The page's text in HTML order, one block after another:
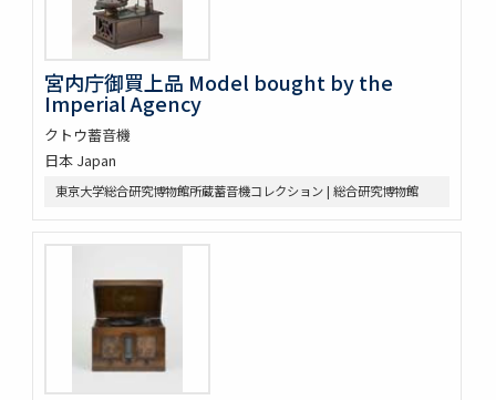
宮内庁御買上品 Model bought by the
Imperial Agency
クトウ蓄音機
日本 Japan
東京大学総合研究博物館所蔵蓄音機コレクション | 総合研究博物館